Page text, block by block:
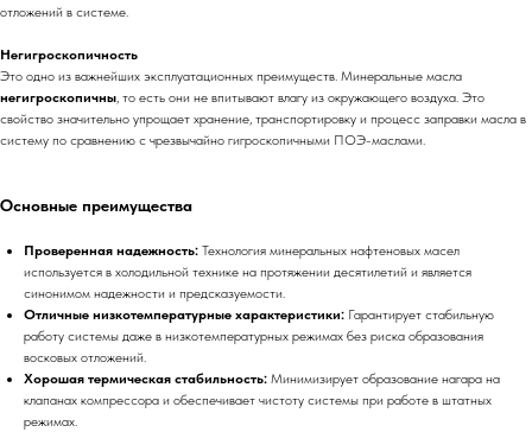
отложений в системе.
Негигроскопичность
Это одно из важнейших эксплуатационных преимуществ. Минеральные масла
негигроскопичны, то есть они не впитывают влагу из окружающего воздуха. Это
свойство значительно упрощает хранение, транспортировку и процесс заправки масла в
систему по сравнению с чрезвычайно гигроскопичными ПОЭ-маслами.
Основные преимущества
Проверенная надежность: Технология минеральных нафтеновых масел
используется в холодильной технике на протяжении десятилетий и является
синонимом надежности и предсказуемости.
Отличные низкотемпературные характеристики: Гарантирует стабильную
работу системы даже в низкотемпературных режимах без риска образования
восковых отложений.
Хорошая термическая стабильность: Минимизирует образование нагара на
клапанах компрессора и обеспечивает чистоту системы при работе в штатных
режимах.